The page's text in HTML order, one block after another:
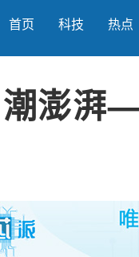
首页 科技 热点
澎湃